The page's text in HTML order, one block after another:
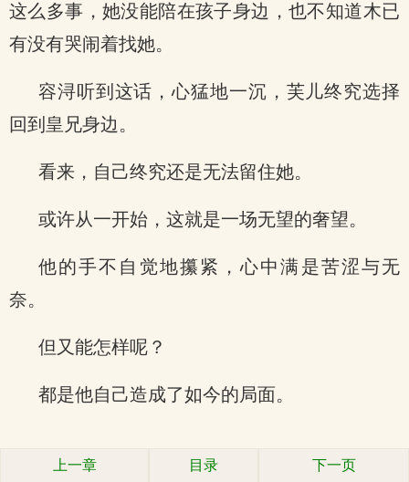
这么多事，她没能陪在孩子身边，也不知道木已
有没有哭闹着找她。
容浔听到这话，心猛地一沉，芙儿终究选择
回到皇兄身边。
看来，自己终究还是无法留住她。
或许从一开始，这就是一场无望的奢望。
他的手不自觉地攥紧，心中满是苦涩与无
奈。
但又能怎样呢？
都是他自己造成了如今的局面。
上一章 目录 下一页